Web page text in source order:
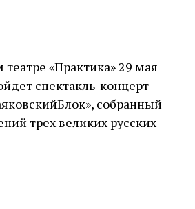
«Практика» 29 мая
спектакль-концерт
собранный
трех великих русских